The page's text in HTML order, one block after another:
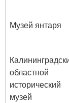
Музей янтаря
областной
исторический
музей